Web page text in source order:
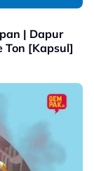
| Dapur
Ton [Kapsul]